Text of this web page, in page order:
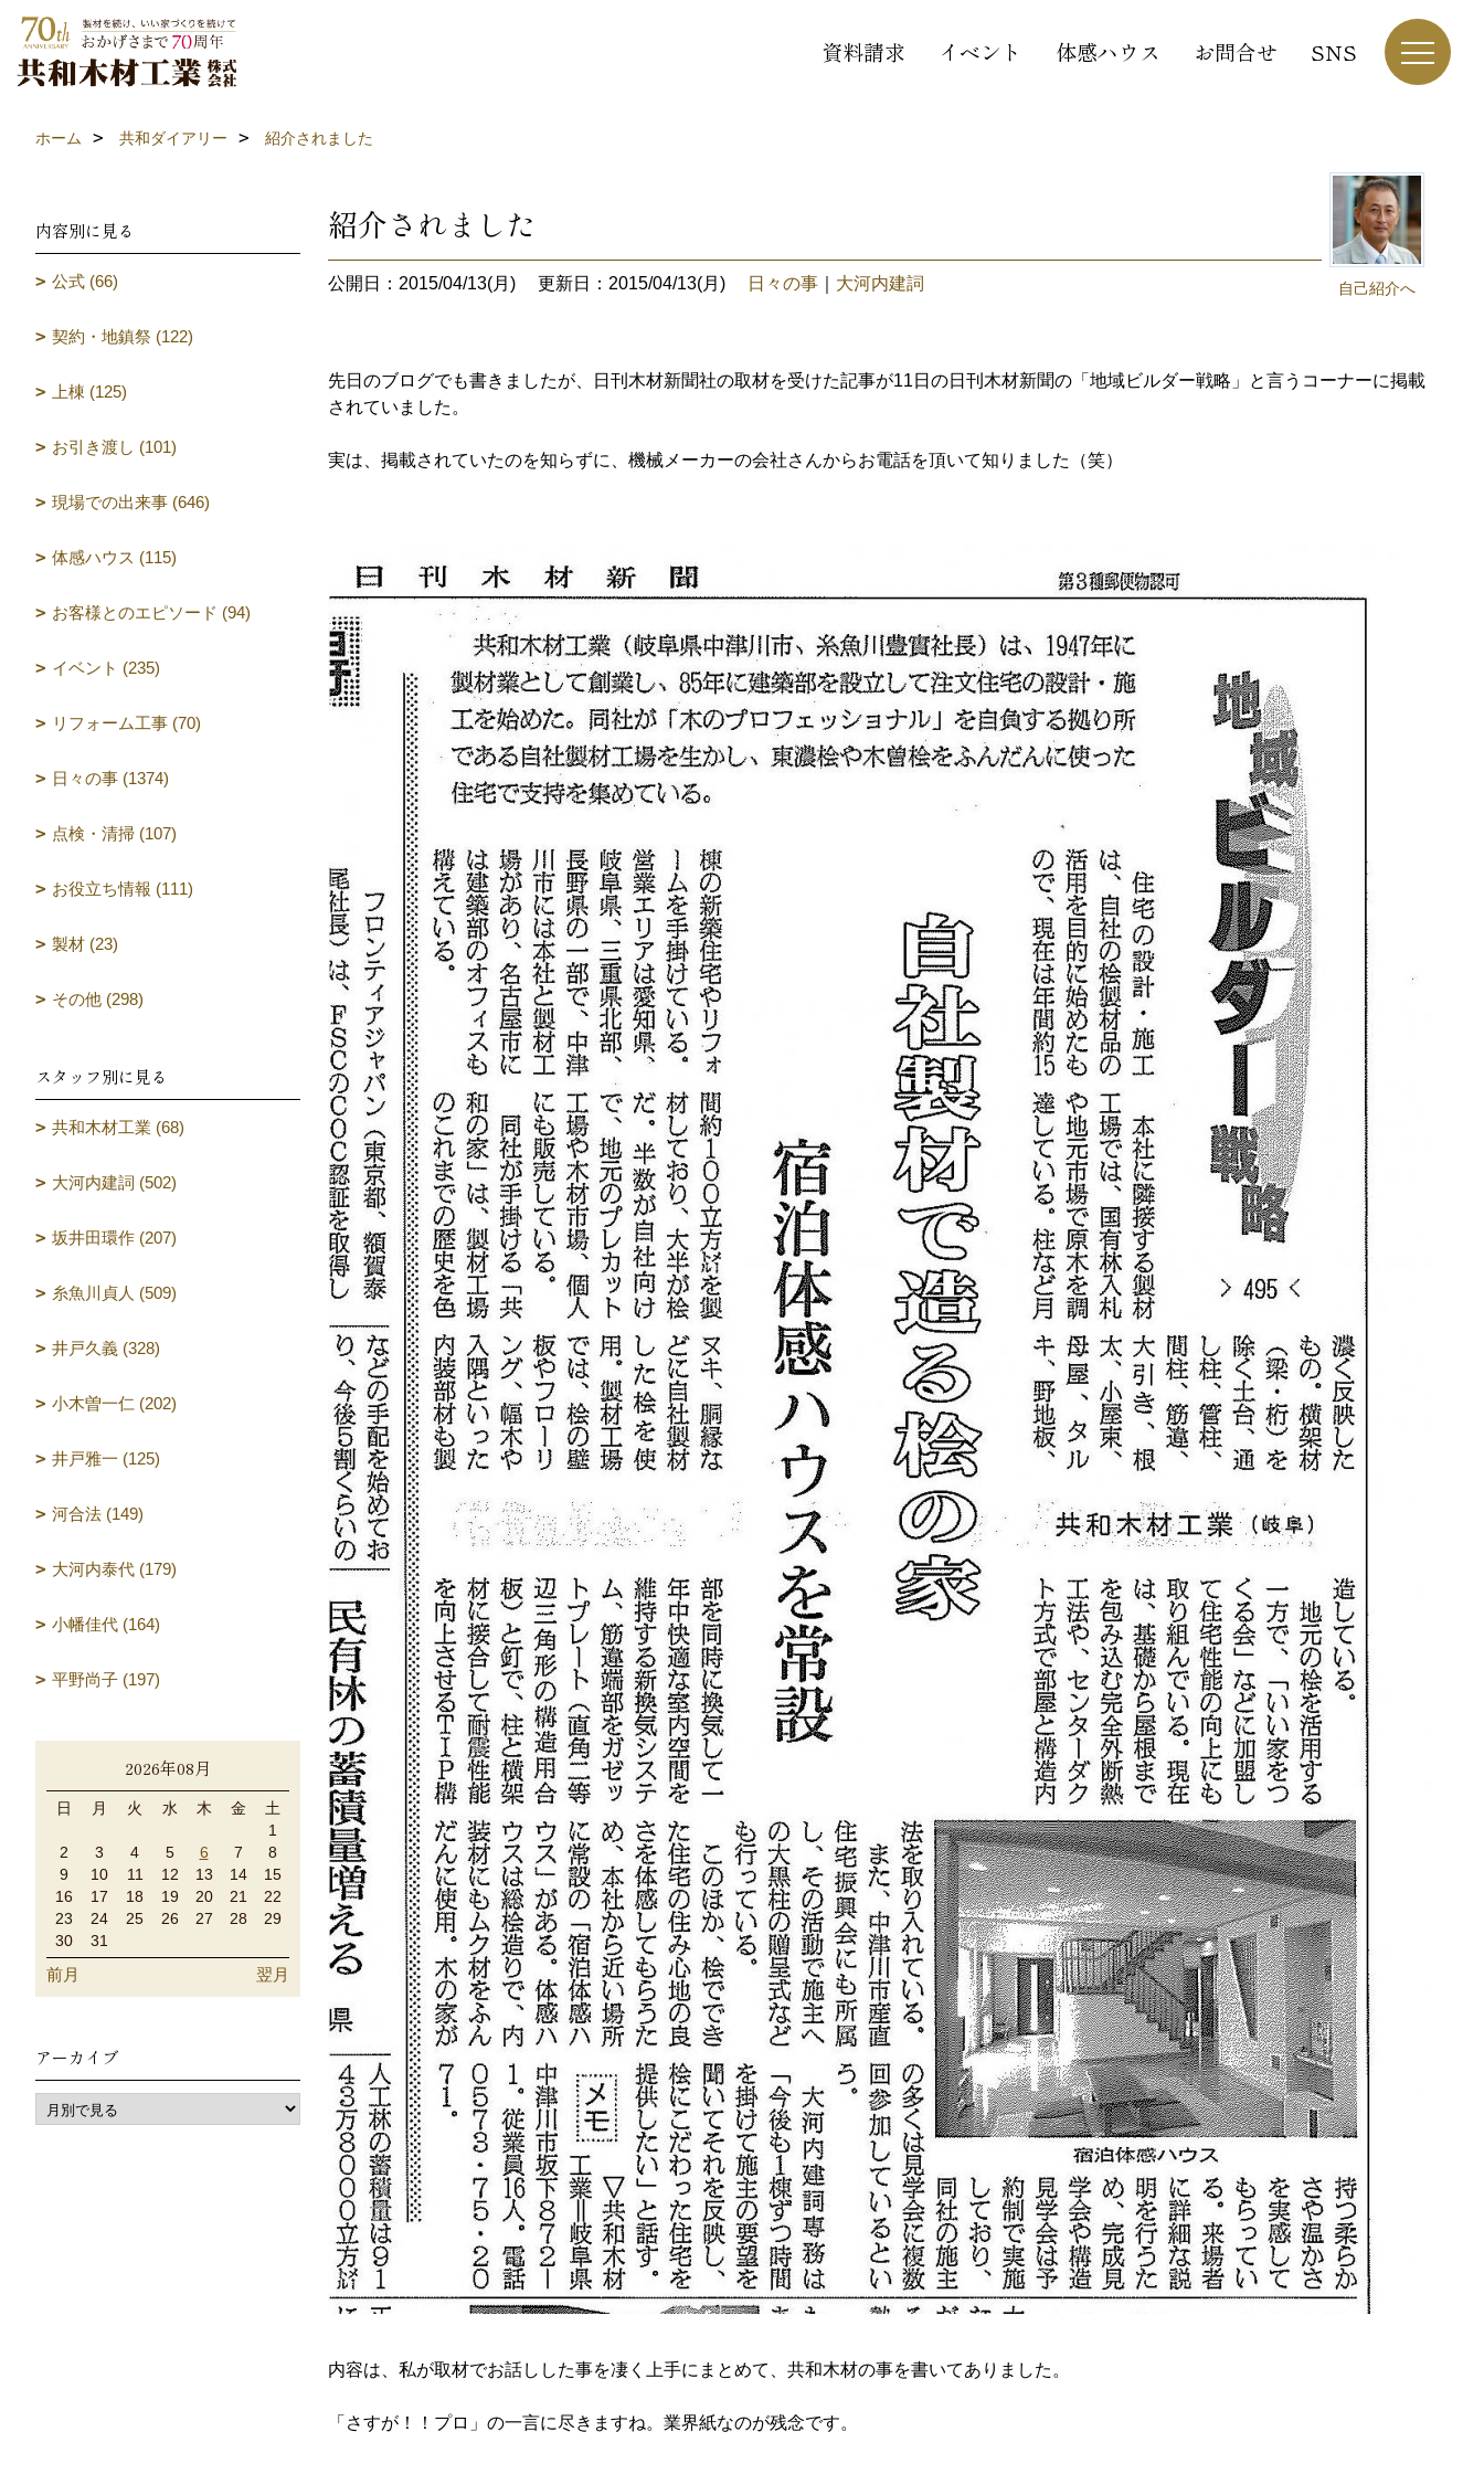
資料請求 イベント 体感ハウス お問合せ SNS
ホーム 共和ダイアリー 紹介されました
自己紹介へ
紹介されました
公開日：2015/04/13(月) 更新日：2015/04/13(月) 日々の事 大河内建詞
先日のブログでも書きましたが、日刊木材新聞社の取材を受けた記事が11日の日刊木材新聞の「地域ビルダー戦略」と言うコーナーに掲載
されていました。
実は、掲載されていたのを知らずに、機械メーカーの会社さんからお電話を頂いて知りました（笑）
内容は、私が取材でお話しした事を凄く上手にまとめて、共和木材の事を書いてありました。
「さすが！！プロ」の一言に尽きますね。業界紙なのが残念です。
内容別に見る
公式 (66)
契約・地鎮祭 (122)
上棟 (125)
お引き渡し (101)
現場での出来事 (646)
体感ハウス (115)
お客様とのエピソード (94)
イベント (235)
リフォーム工事 (70)
日々の事 (1374)
点検・清掃 (107)
お役立ち情報 (111)
製材 (23)
その他 (298)
スタッフ別に見る
共和木材工業 (68)
大河内建詞 (502)
坂井田環作 (207)
糸魚川貞人 (509)
井戸久義 (328)
小木曽一仁 (202)
井戸雅一 (125)
河合法 (149)
大河内泰代 (179)
小幡佳代 (164)
平野尚子 (197)
2026年08月
日 月 火 水 木 金
土
1
2
3 4 5 6 7
8
9
10 11 12 13 14
15
16
17 18 19 20 21
22
23
24 25 26 27 28
29
30
31
前月 翌月
アーカイブ